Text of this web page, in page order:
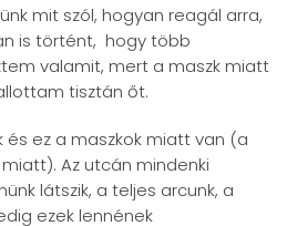
mit szól, hogyan reagál arra,
is történt, hogy több
valamit, mert a maszk miatt
tisztán őt.
és ez a maszkok miatt van (a
Az utcán mindenki
látszik, a teljes arcunk, a
ezek lennének